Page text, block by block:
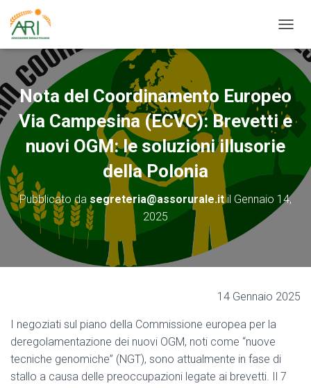
A
V
G
A
Z
I
O
G
Nota del Coordinamento Europeo
Via Campesina (ECVC): Brevetti e
nuovi OGM: le soluzioni illusorie
della Polonia
Pubblicato da segreteria@assorurale.itil Gennaio 14,
2025
14 Gennaio 2025
I negoziati sul piano della Commissione europea per la
deregolamentazione dei nuovi OGM, noti come “nuove
tecniche genomiche” (NGT), sono attualmente in fase di
stallo a causa delle preoccupazioni legate ai brevetti. Il 7